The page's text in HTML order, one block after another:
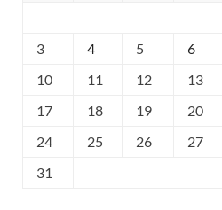
3
4 5 6
10
11 12 13
17
18 19 20
24
25 26 27
31